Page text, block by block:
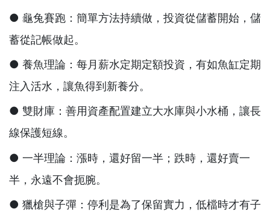
● 龜兔賽跑：簡單方法持續做，投資從儲蓄開始，儲
蓄從記帳做起。
● 養魚理論：每月薪水定期定額投資，有如魚缸定期
注入活水，讓魚得到新養分。
● 雙財庫：善用資產配置建立大水庫與小水桶，讓長
線保護短線。
● 一半理論：漲時，還好留一半；跌時，還好賣一
半，永遠不會扼腕。
● 獵槍與子彈：停利是為了保留實力，低檔時才有子